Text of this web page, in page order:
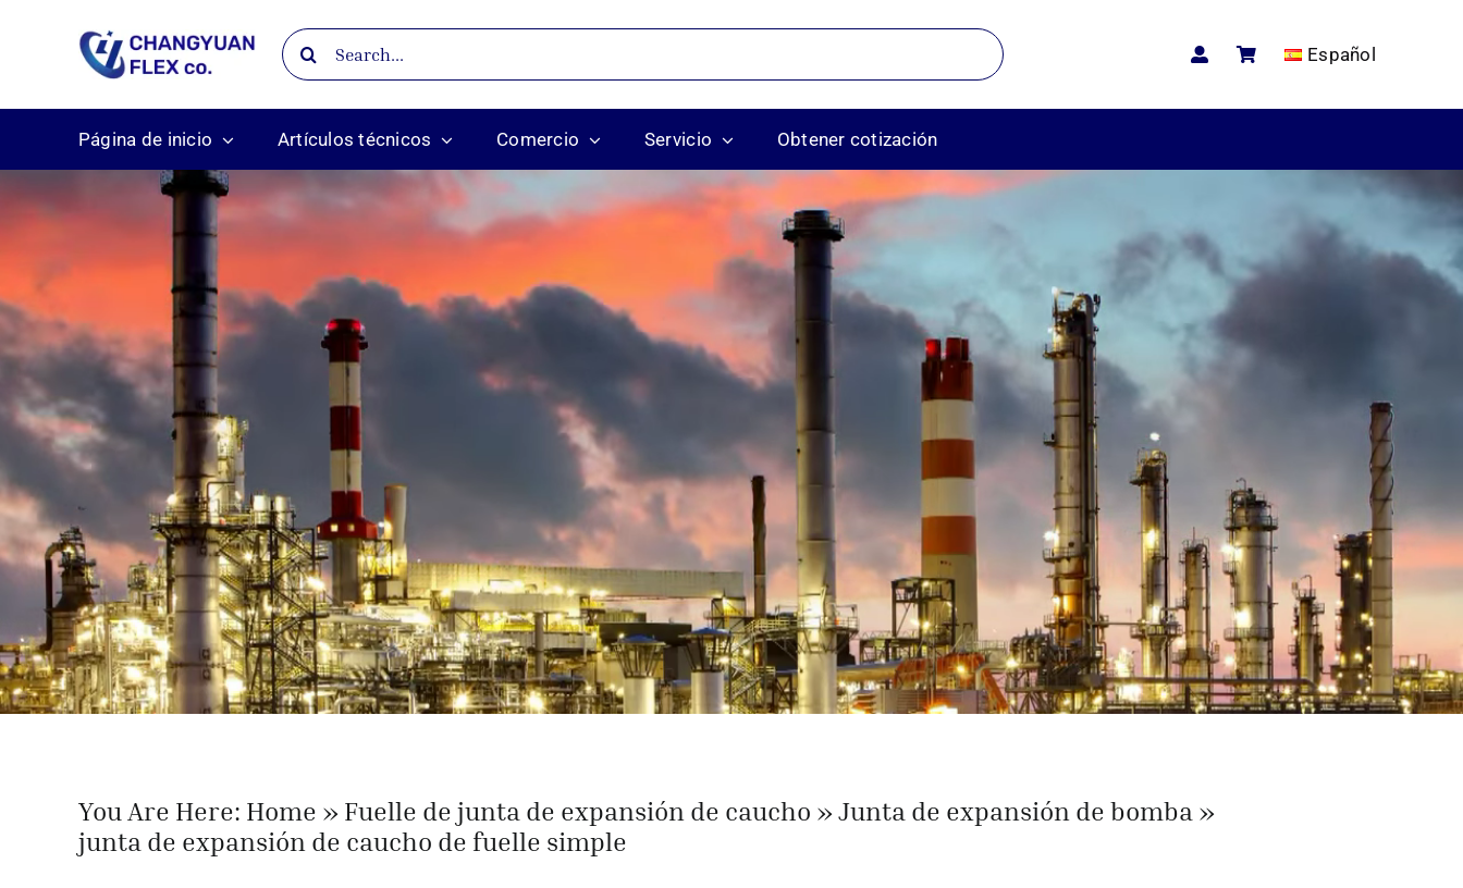
content
Search
for:
Español
Página de inicio Artículos técnicos Comercio Servicio Obtener cotización
You Are Here: Home Fuelle de junta de expansión de caucho
Junta de expansión de bomba
junta de expansión de caucho de fuelle simple